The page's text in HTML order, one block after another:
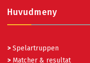
Huvudmeny
> Spelartruppen
> Matcher & resultat